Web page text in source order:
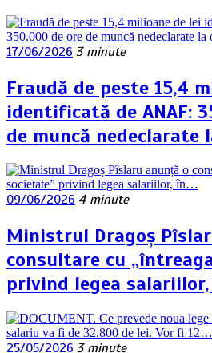
17/06/2026 3 minute
Fraudă de peste 15,4
identificată de ANAF:
de muncă nedeclarate
09/06/2026 4 minute
Ministrul Dragoș
consultare cu
privind legea
25/05/2026 3 minute